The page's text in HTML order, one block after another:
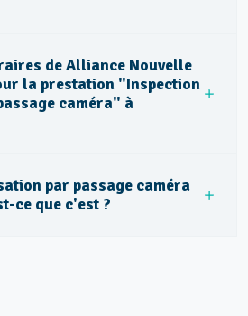
de Alliance Nouvelle
la prestation "Inspection
caméra" à
par passage caméra
ce que c'est ?